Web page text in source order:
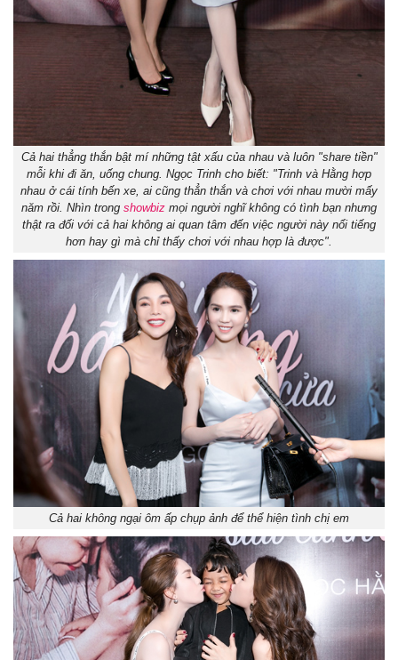
Cả hai thẳng thắn bật mí những tật xấu của nhau và luôn "share tiền"
mỗi khi đi ăn, uống chung. Ngọc Trinh cho biết: "Trinh và Hằng hợp
nhau ở cái tính bến xe, ai cũng thẳn thắn và chơi với nhau mười mấy
năm rồi. Nhìn trong showbiz mọi người nghĩ không có tình bạn nhưng
thật ra đối với cả hai không ai quan tâm đến việc người này nổi tiếng
hơn hay gì mà chỉ thấy chơi với nhau hợp là được".
Cả hai không ngại ôm ấp chụp ảnh để thể hiện tình chị em